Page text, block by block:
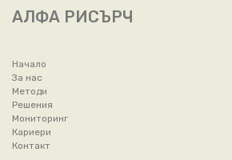
АЛФА РИСЪРЧ
Начало
За нас
Методи
Решения
Мониторинг
Кариери
Контакт